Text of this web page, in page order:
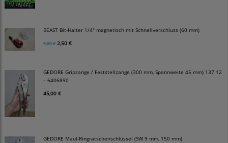
BEAST Bit-Halter 1/4" magnetisch mit Schnellverschluss (60 mm)
5,00 € 2,50 €
GEDORE Gripzange / Feststellzange (300 mm, Spannweite 45 mm) 137 12
– 6406890
45,00 €
GEDORE Maul-Ringratschenschlüssel (SW 9 mm, 150 mm)